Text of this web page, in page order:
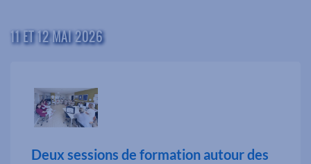
11 ET 12 MAI 2026
Deux sessions de formation autour des